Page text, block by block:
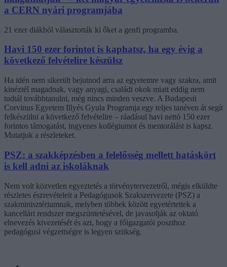
a CERN nyári programjába
21 ezer diákból választották ki őket a genfi programba.
Havi 150 ezer forintot is kaphatsz, ha egy évig a
következő felvételire készülsz
Ha idén nem sikerült bejutnod arra az egyetemre vagy szakra, amit
kinéztél magadnak, vagy anyagi, családi okok miatt eddig nem
tudtál továbbtanulni, még nincs minden veszve. A Budapesti
Corvinus Egyetem Illyés Gyula Programja egy teljes tanéven át segít
felkészülni a következő felvételire – ráadásul havi nettó 150 ezer
forintos támogatást, ingyenes kollégiumot és mentorálást is kapsz.
Mutatjuk a részleteket.
PSZ: a szakképzésben a felelősség mellett hatáskört
is kell adni az iskoláknak
Nem volt közvetlen egyeztetés a törvénytervezetről, mégis elküldte
részletes észrevételeit a Pedagógusok Szakszervezete (PSZ) a
szakminisztériumnak, melyben többek között egyetértettek a
kancellári rendszer megszüntetésével, de javasolják az oktató
elnevezés kivezetését és azt, hogy a főigazgatói poszthoz
pedagógusi végzettségre is legyen szükség.